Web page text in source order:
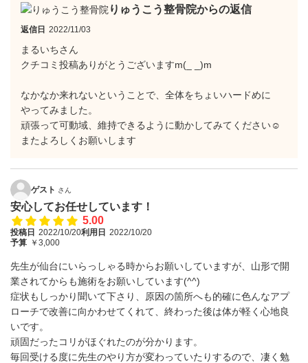
りゅうこう整骨院からの返信
返信日 2022/11/03
まるいちさん
クチコミ投稿ありがとうございますm(_ _)m
なかなか来れないということで、全体をちょいハードめに
やってみました。
頑張って可動域、維持できるように動かしてみてください☺️
またよろしくお願いします
ゲスト さん
安心してお任せしています！
5.00
投稿日 2022/10/20利用日 2022/10/20
予算 ￥3,000
先生が仙台にいらっしゃる時からお願いしていますが、山形で開
業されてからも施術をお願いしています(^^)
症状もしっかり聞いて下さり、原因の箇所へも的確に色んなアプ
ローチで改善に向かわせてくれて、終わった後は体が軽く心地良
いです。
頑固だったコリがほぐれたのが分かります。
毎回受ける度に先生のやり方が変わっていたりするので、凄く勉